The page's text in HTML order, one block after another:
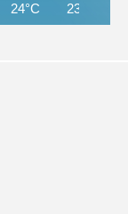
24°C 23°C